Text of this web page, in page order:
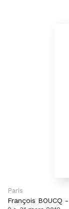
Paris
François BOUCQ -